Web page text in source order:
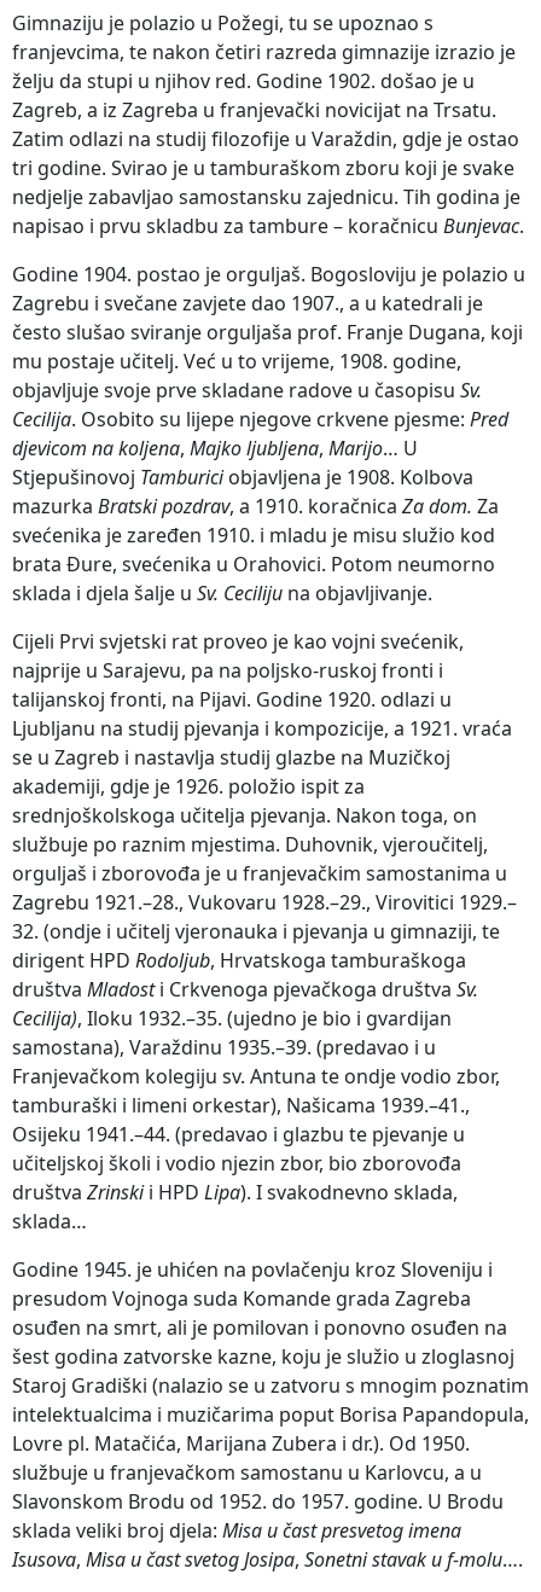
Gimnaziju je polazio u Požegi, tu se upoznao s
franjevcima, te nakon četiri razreda gimnazije izrazio je
želju da stupi u njihov red. Godine 1902. došao je u
Zagreb, a iz Zagreba u franjevački novicijat na Trsatu.
Zatim odlazi na studij filozofije u Varaždin, gdje je ostao
tri godine. Svirao je u tamburaškom zboru koji je svake
nedjelje zabavljao samostansku zajednicu. Tih godina je
napisao i prvu skladbu za tambure – koračnicu Bunjevac.
Godine 1904. postao je orguljaš. Bogosloviju je polazio u
Zagrebu i svečane zavjete dao 1907., a u katedrali je
često slušao sviranje orguljaša prof. Franje Dugana, koji
mu postaje učitelj. Već u to vrijeme, 1908. godine,
objavljuje svoje prve skladane radove u časopisu Sv.
Cecilija. Osobito su lijepe njegove crkvene pjesme: Pred
djevicom na koljena, Majko ljubljena, Marijo… U
Stjepušinovoj Tamburiciobjavljena je 1908. Kolbova
mazurka Bratski pozdrav, a 1910. koračnica Za dom. Za
svećenika je zaređen 1910. i mladu je misu služio kod
brata Đure, svećenika u Orahovici. Potom neumorno
sklada i djela šalje u Sv. Ceciliju na objavljivanje.
Cijeli Prvi svjetski rat proveo je kao vojni svećenik,
najprije u Sarajevu, pa na poljsko-ruskoj fronti i
talijanskoj fronti, na Pijavi. Godine 1920. odlazi u
Ljubljanu na studij pjevanja i kompozicije, a 1921. vraća
se u Zagreb i nastavlja studij glazbe na Muzičkoj
akademiji, gdje je 1926. položio ispit za
srednjoškolskoga učitelja pjevanja. Nakon toga, on
službuje po raznim mjestima. Duhovnik, vjeroučitelj,
orguljaš i zborovođa je u franjevačkim samostanima u
Zagrebu 1921.–28., Vukovaru 1928.–29., Virovitici 1929.–
32. (ondje i učitelj vjeronauka i pjevanja u gimnaziji, te
dirigent HPD Rodoljub, Hrvatskoga tamburaškoga
društva Mladosti Crkvenoga pjevačkoga društva Sv.
Cecilija), Iloku 1932.–35. (ujedno je bio i gvardijan
samostana), Varaždinu 1935.–39. (predavao i u
Franjevačkom kolegiju sv. Antuna te ondje vodio zbor,
tamburaški i limeni orkestar), Našicama 1939.–41.,
Osijeku 1941.–44. (predavao i glazbu te pjevanje u
učiteljskoj školi i vodio njezin zbor, bio zborovođa
društva Zrinskii HPD Lipa). I svakodnevno sklada,
sklada…
Godine 1945. je uhićen na povlačenju kroz Sloveniju i
presudom Vojnoga suda Komande grada Zagreba
osuđen na smrt, ali je pomilovan i ponovno osuđen na
šest godina zatvorske kazne, koju je služio u zloglasnoj
Staroj Gradiški (nalazio se u zatvoru s mnogim poznatim
intelektualcima i muzičarima poput Borisa Papandopula,
Lovre pl. Matačića, Marijana Zubera i dr.). Od 1950.
službuje u franjevačkom samostanu u Karlovcu, a u
Slavonskom Brodu od 1952. do 1957. godine. U Brodu
sklada veliki broj djela: Misa u čast presvetog imena
Isusova, Misa u čast svetog Josipa, Sonetni stavak u f-molu….